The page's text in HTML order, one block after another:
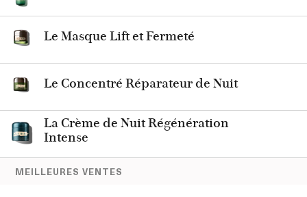
Le Masque Lift et Fermeté
Le Concentré Réparateur de Nuit
La Crème de Nuit Régénération
Intense
MEILLEURES VENTES